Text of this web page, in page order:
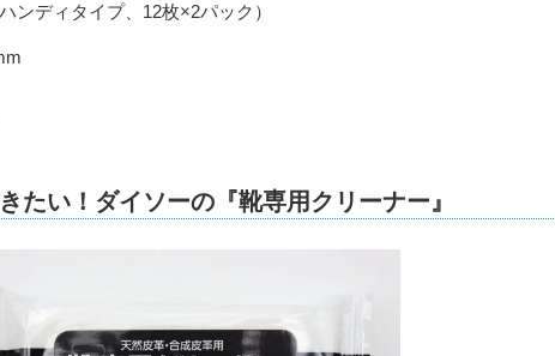
ンディタイプ、12枚×2パック）
たい！ダイソーの『靴専用クリーナー』